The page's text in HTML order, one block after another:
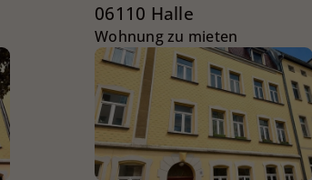
06110 Halle
Wohnung zu mieten